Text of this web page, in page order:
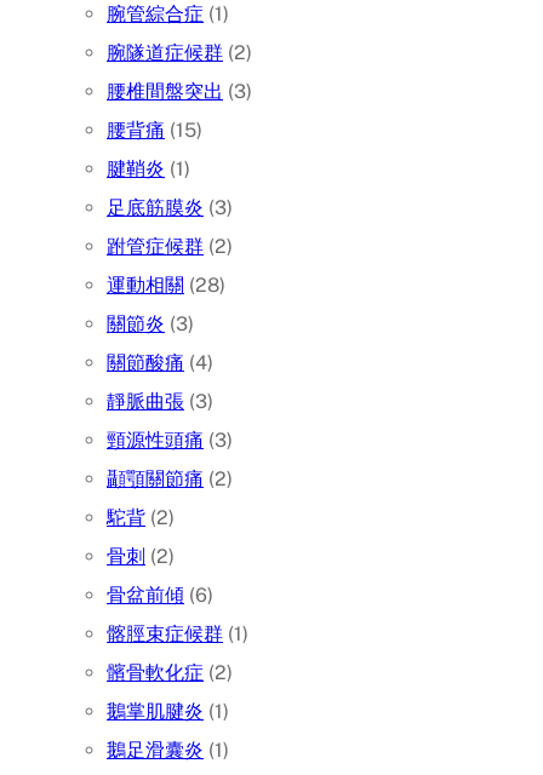
腕管綜合症 (1)
腕隧道症候群 (2)
腰椎間盤突出 (3)
腰背痛 (15)
腱鞘炎 (1)
足底筋膜炎 (3)
跗管症候群 (2)
運動相關 (28)
關節炎 (3)
關節酸痛 (4)
靜脈曲張 (3)
頸源性頭痛 (3)
顳顎關節痛 (2)
駝背 (2)
骨刺 (2)
骨盆前傾 (6)
髂脛束症候群 (1)
髕骨軟化症 (2)
鵝掌肌腱炎 (1)
鵝足滑囊炎 (1)